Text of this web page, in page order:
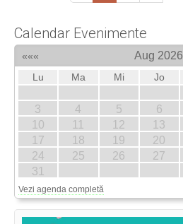
Calendar Evenimente
««« Aug 2026
Lu
Ma Mi Jo
3
4 5 6
10
11 12 13
17
18 19 20
24
25 26 27
31
Vezi agenda completă